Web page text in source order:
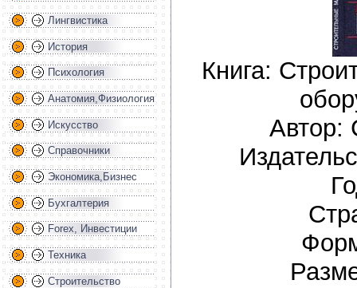
Лингвистика
История
Психология
Анатомия,Физиология
Искусство
Справочники
Экономика,Бизнес
Бухгалтерия
Forex, Инвестиции
Техника
Строительство
Книга:
Автор: